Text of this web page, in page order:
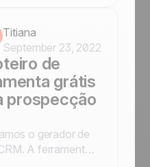
Titiana
September 23, 2022
de
grátis
prospecção
o gerador de
A ferramenta